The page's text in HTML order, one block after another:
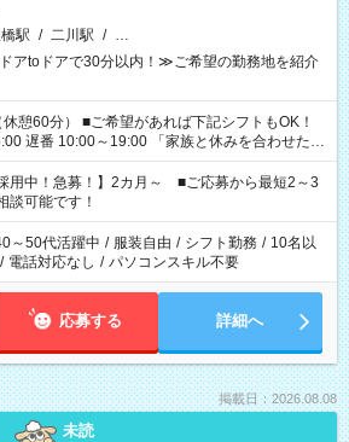
駅 / 二川駅 / …
アtoドアで30分以内！≫ご希望の勤務地を紹介
あれば下記シフトもOK！
～19:00 「家族と休みを合わせた
って夕飯の準備がしたい」 「できれば残業はし
ご希望を教えてくださいね。 ※Wワーク希望
お仕事で希望する勤務時間と、もう1つのお仕事
計で週40時間を超える場合は応募できません。
用中！急募！】2カ月～ ■ご応募から最短2～3
談可能です！
～50代活躍中 / 服装自由 / シフト勤務 / 10名以
/ 電話対応なし / パソコンスキル不要
応募する 詳細へ
掲載日：2026.08.08
未読